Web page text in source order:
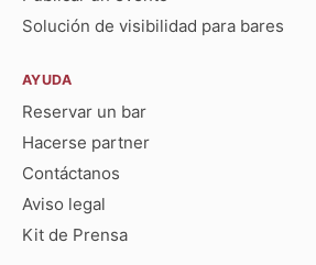
Solución de visibilidad para bares
AYUDA
Reservar un bar
Hacerse partner
Contáctanos
Aviso legal
Kit de Prensa